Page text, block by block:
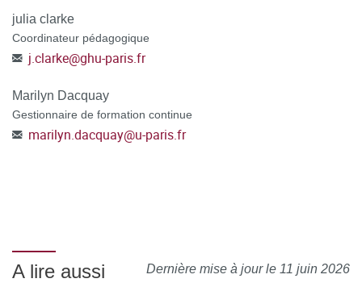
julia clarke
Coordinateur pédagogique
j.clarke@ghu-paris.fr
Marilyn Dacquay
Gestionnaire de formation continue
marilyn.dacquay@u-paris.fr
Dernière mise à jour le 11 juin 2026
A lire aussi